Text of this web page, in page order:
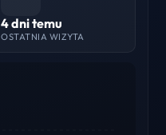
4 dni temu
OSTATNIA WIZYTA